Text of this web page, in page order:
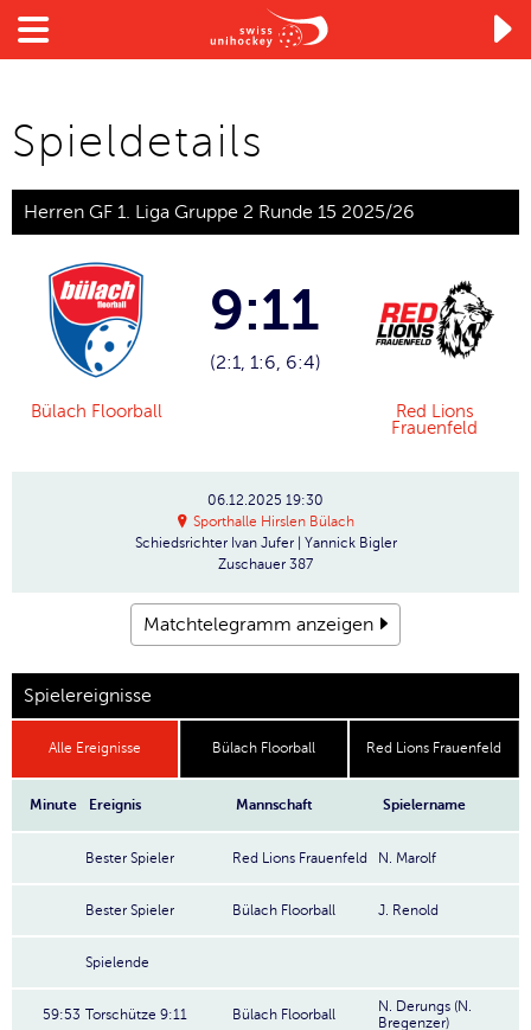

Spieldetails
Herren GF 1. Liga Gruppe 2 Runde 15 2025/26
Bülach Floorball
9:11
(2:1, 1:6, 6:4)
Red Lions
Frauenfeld
06.12.2025 19:30
Sporthalle Hirslen Bülach
Schiedsrichter Ivan Jufer | Yannick Bigler
Zuschauer 387
Matchtelegramm anzeigen
Spielereignisse
Alle Ereignisse Bülach Floorball Red Lions Frauenfeld
Minute Ereignis Mannschaft Spielername
Bester Spieler Red Lions Frauenfeld N. Marolf
Bester Spieler Bülach Floorball J. Renold
Spielende
59:53 Torschütze 9:11 Bülach Floorball
N. Derungs (N.
Bregenzer)